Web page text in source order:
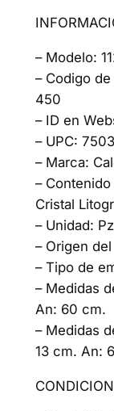
– Modelo:
– Codigo
450
– ID en
– UPC:
– Marca:
–
Cristal
– Unidad:
– Origen
– Tipo de
– Medidas
An: 60 cm.
– Medidas
13 cm. An: